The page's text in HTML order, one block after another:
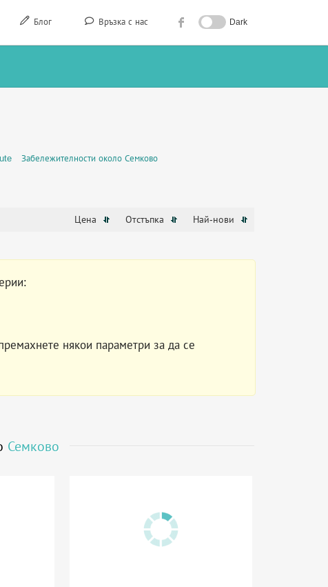
Блог Връзка с нас Dark
Забележителности около Семково
Цена Отстъпка Най-нови
някои параметри за да се
Семково